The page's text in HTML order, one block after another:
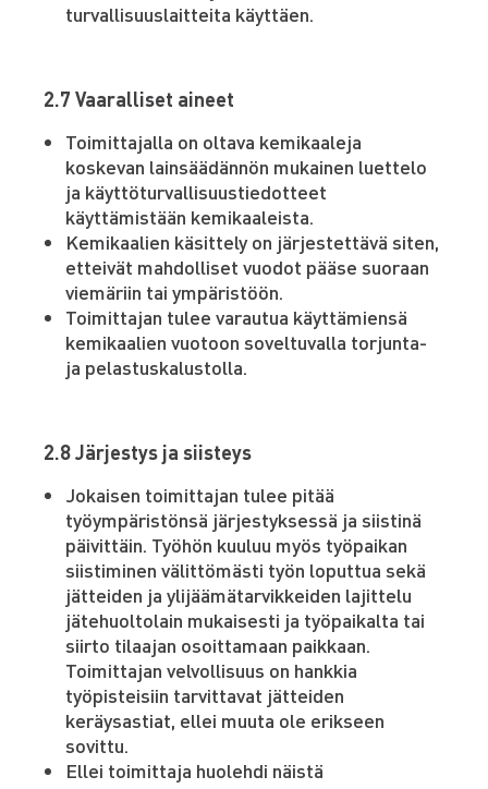
turvallisuuslaitteita käyttäen.
2.7 Vaaralliset aineet
Toimittajalla on oltava kemikaaleja
koskevan lainsäädännön mukainen luettelo
ja käyttöturvallisuustiedotteet
käyttämistään kemikaaleista.
Kemikaalien käsittely on järjestettävä siten,
etteivät mahdolliset vuodot pääse suoraan
viemäriin tai ympäristöön.
Toimittajan tulee varautua käyttämiensä
kemikaalien vuotoon soveltuvalla torjunta-
ja pelastuskalustolla.
2.8 Järjestys ja siisteys
Jokaisen toimittajan tulee pitää
työympäristönsä järjestyksessä ja siistinä
päivittäin. Työhön kuuluu myös työpaikan
siistiminen välittömästi työn loputtua sekä
jätteiden ja ylijäämätarvikkeiden lajittelu
jätehuoltolain mukaisesti ja työpaikalta tai
siirto tilaajan osoittamaan paikkaan.
Toimittajan velvollisuus on hankkia
työpisteisiin tarvittavat jätteiden
keräysastiat, ellei muuta ole erikseen
sovittu.
Ellei toimittaja huolehdi näistä